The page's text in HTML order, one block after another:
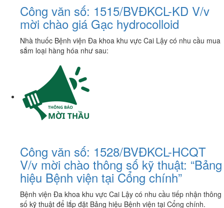
Công văn số: 1515/BVĐKCL-KD V/v
mời chào giá Gạc hydrocolloid
Nhà thuốc Bệnh viện Đa khoa khu vực Cai Lậy có nhu cầu mua
sắm loại hàng hóa như sau:
Công văn số: 1528/BVĐKCL-HCQT
V/v mời chào thông số kỹ thuật: “Bảng
hiệu Bệnh viện tại Cổng chính”
Bệnh viện Đa khoa khu vực Cai Lậy có nhu cầu tiếp nhận thông
số kỹ thuật để lắp đặt Bảng hiệu Bệnh viện tại Cổng chính.